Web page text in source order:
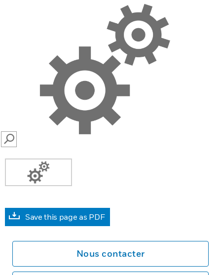
SEARCH
Save this page as PDF
Nous contacter